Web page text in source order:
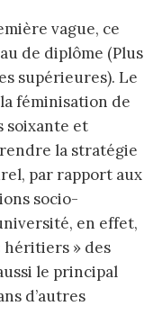
vague, ce
de diplôme (Plus
supérieures). Le
féminisation de
soixante et
la stratégie
par rapport aux
socio-
en effet,
héritiers » des
le principal
d’autres